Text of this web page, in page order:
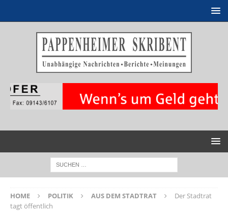
HOME POLITIK AUS DEM STADTRAT
Der Stadtrat
tagt öffentlich